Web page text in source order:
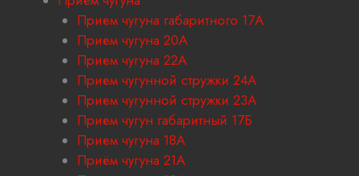
Прием чугуна габаритного 17A
Прием чугуна 20А
Прием чугуна 22А
Прием чугунной стружки 24А
Прием чугунной стружки 23А
Прием чугун габаритный 17Б
Прием чугуна 18A
Приём чугуна 21А